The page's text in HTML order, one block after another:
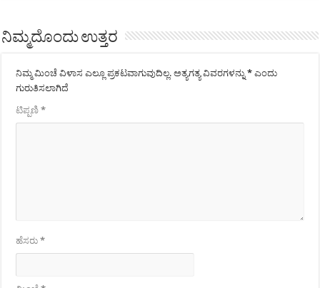
ನಿಮ್ಮದೊಂದು ಉತ್ತರ
ನಿಮ್ಮ ಮಿಂಚೆ ವಿಳಾಸ ಎಲ್ಲೂ ಪ್ರಕಟವಾಗುವುದಿಲ್ಲ. ಅತ್ಯಗತ್ಯ ವಿವರಗಳನ್ನು* ಎಂದು
ಗುರುತಿಸಲಾಗಿದೆ
ಟಿಪ್ಪಣಿ*
ಹೆಸರು*